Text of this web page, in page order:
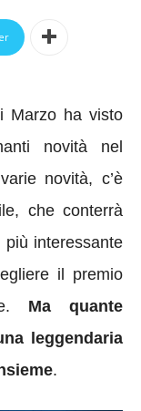
Marzo ha visto
novità nel
novità, c’è
che conterrà
più interessante
il premio
Ma quante
leggendaria
.